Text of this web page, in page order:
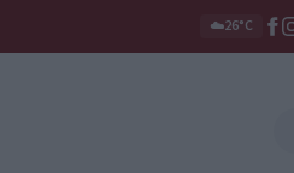
☁️26°C